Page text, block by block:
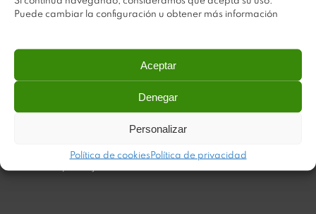
Puede cambiar la configuración u obtener más información
Aceptar
Denegar
Personalizar
Política de cookies Política de privacidad
Plastimodul tiene como objetivo ofrecer productos
innovadores y de máxima calidad, invirtiendo con decisión
dinámicas y operativas. Utilizamos materiales de primera